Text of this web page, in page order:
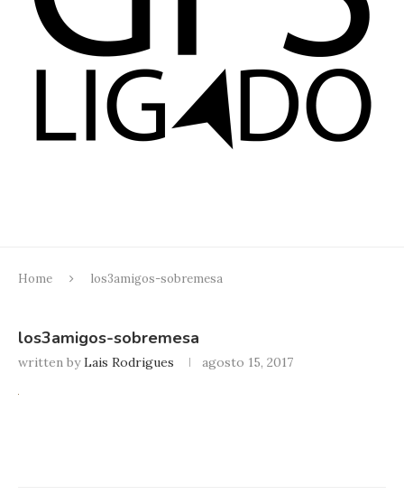
Home los3amigos-sobremesa
los3amigos-sobremesa
written byLais Rodrigues agosto 15, 2017